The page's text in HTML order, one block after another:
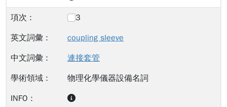
3
coupling sleeve
連接套管
物理化學儀器設備名詞